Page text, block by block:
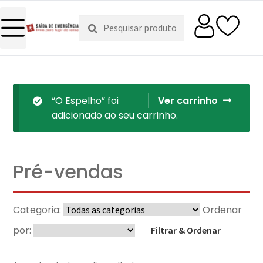
Pesquisar
por:
Pesquisa
Ver carrinho
“O Espelho” foi
adicionado ao seu carrinho.
Pré-vendas
Categoria:
Ordenar
por:
Filtrar & Ordenar